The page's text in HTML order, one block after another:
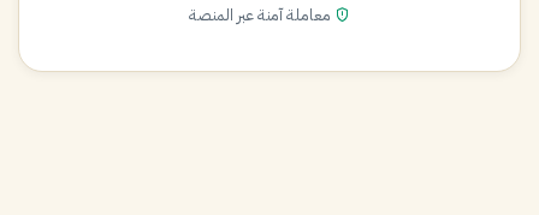
معاملة آمنة عبر المنصة